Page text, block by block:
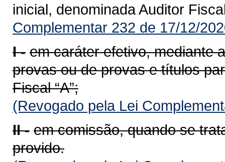
inicial, denominada Auditor
Complementar 232 de 17/12/
I - em caráter efetivo, mediante
provas ou de provas e títulos
Fiscal “A”;
(Revogado pela Lei
II - em comissão, quando se
provido.